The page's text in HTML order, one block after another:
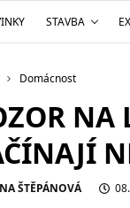
STAVBA
Domácnost
NA
ŠTĚPÁNOVÁ